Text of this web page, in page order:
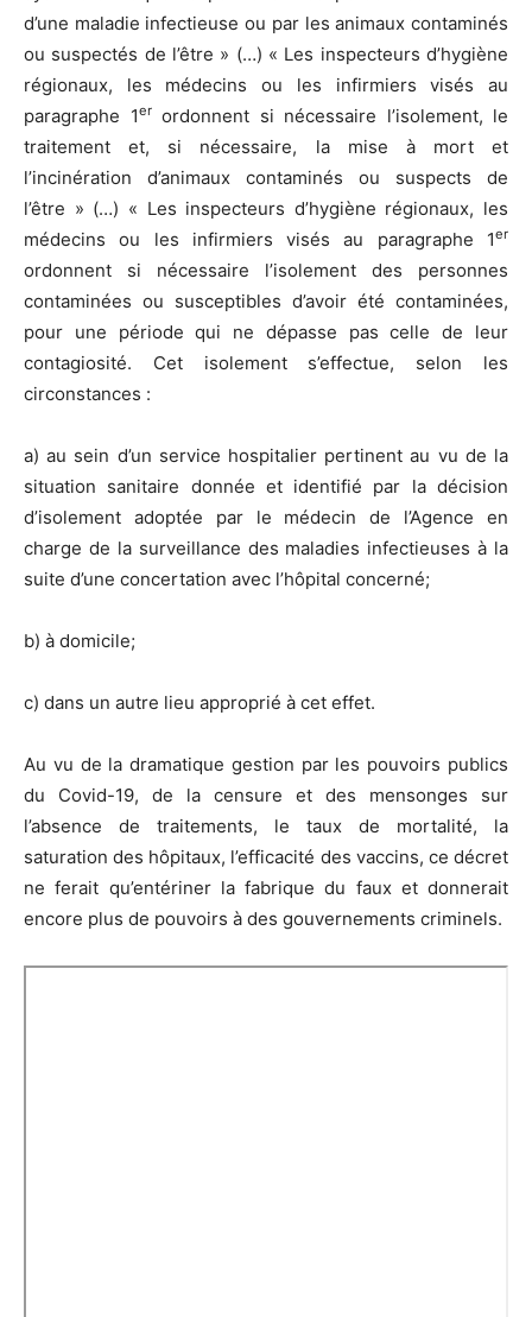
d’une maladie infectieuse ou par les animaux contaminés
ou suspectés de l’être » (…) « Les inspecteurs d’hygiène
régionaux, les médecins ou les infirmiers visés au
paragraphe 1erordonnent si nécessaire l’isolement, le
traitement et, si nécessaire, la mise à mort et
l’incinération d’animaux contaminés ou suspects de
l’être » (…) « Les inspecteurs d’hygiène régionaux, les
médecins ou les infirmiers visés au paragraphe 1er
ordonnent si nécessaire l’isolement des personnes
contaminées ou susceptibles d’avoir été contaminées,
pour une période qui ne dépasse pas celle de leur
contagiosité. Cet isolement s’effectue, selon les
circonstances :
a) au sein d’un service hospitalier pertinent au vu de la
situation sanitaire donnée et identifié par la décision
d’isolement adoptée par le médecin de l’Agence en
charge de la surveillance des maladies infectieuses à la
suite d’une concertation avec l’hôpital concerné;
b) à domicile;
c) dans un autre lieu approprié à cet effet.
Au vu de la dramatique gestion par les pouvoirs publics
du Covid-19, de la censure et des mensonges sur
l’absence de traitements, le taux de mortalité, la
saturation des hôpitaux, l’efficacité des vaccins, ce décret
ne ferait qu’entériner la fabrique du faux et donnerait
encore plus de pouvoirs à des gouvernements criminels.